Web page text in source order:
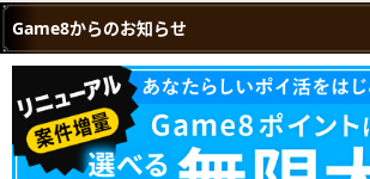
Game8からのお知らせ